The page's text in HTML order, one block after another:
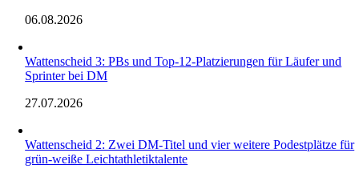
06.08.2026
Wattenscheid 3: PBs und Top-12-Platzierungen für Läufer und
Sprinter bei DM
27.07.2026
Wattenscheid 2: Zwei DM-Titel und vier weitere Podestplätze für
grün-weiße Leichtathletiktalente